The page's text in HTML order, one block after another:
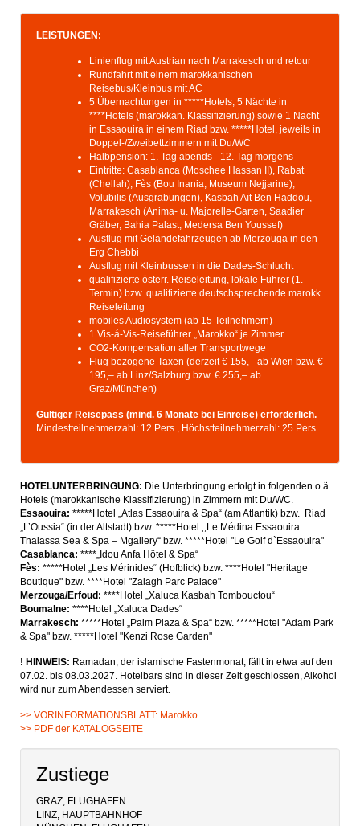
LEISTUNGEN:
Linienflug mit Austrian nach Marrakesch und retour
Rundfahrt mit einem marokkanischen
Reisebus/Kleinbus mit AC
5 Übernachtungen in *****Hotels, 5 Nächte in
****Hotels (marokkan. Klassifizierung) sowie 1 Nacht
in Essaouira in einem Riad bzw. *****Hotel, jeweils in
Doppel-/Zweibettzimmern mit Du/WC
Halbpension: 1. Tag abends - 12. Tag morgens
Eintritte: Casablanca (Moschee Hassan II), Rabat
(Chellah), Fès (Bou Inania, Museum Nejjarine),
Volubilis (Ausgrabungen), Kasbah Aït Ben Haddou,
Marrakesch (Anima- u. Majorelle-Garten, Saadier
Gräber, Bahia Palast, Medersa Ben Youssef)
Ausflug mit Geländefahrzeugen ab Merzouga in den
Erg Chebbi
Ausflug mit Kleinbussen in die Dades-Schlucht
qualifizierte österr. Reiseleitung, lokale Führer (1.
Termin) bzw. qualifizierte deutschsprechende marokk.
Reiseleitung
mobiles Audiosystem (ab 15 Teilnehmern)
1 Vis-á-Vis-Reiseführer „Marokko“ je Zimmer
CO2-Kompensation aller Transportwege
Flug bezogene Taxen (derzeit € 155,– ab Wien bzw. €
195,– ab Linz/Salzburg bzw. € 255,– ab
Graz/München)
Gültiger Reisepass (mind. 6 Monate bei Einreise) erforderlich.
Mindestteilnehmerzahl: 12 Pers., Höchstteilnehmerzahl: 25 Pers.
HOTELUNTERBRINGUNG: Die Unterbringung erfolgt in folgenden o.ä.
Hotels (marokkanische Klassifizierung) in Zimmern mit Du/WC.
Essaouira: *****Hotel „Atlas Essaouira & Spa“ (am Atlantik) bzw. Riad
„L’Oussia“ (in der Altstadt) bzw. *****Hotel ‚‚Le Médina Essaouira
Thalassa Sea & Spa – Mgallery“ bzw. *****Hotel "Le Golf d`Essaouira"
Casablanca: ****„Idou Anfa Hôtel & Spa“
Fès: *****Hotel „Les Mérinides“ (Hofblick) bzw. ****Hotel "Heritage
Boutique" bzw. ****Hotel "Zalagh Parc Palace"
Merzouga/Erfoud: ****Hotel „Xaluca Kasbah Tombouctou“
Boumalne: ****Hotel „Xaluca Dades“
Marrakesch: *****Hotel „Palm Plaza & Spa“ bzw. *****Hotel "Adam Park
& Spa" bzw. *****Hotel "Kenzi Rose Garden"
! HINWEIS: Ramadan, der islamische Fastenmonat, fällt in etwa auf den
07.02. bis 08.03.2027. Hotelbars sind in dieser Zeit geschlossen, Alkohol
wird nur zum Abendessen serviert.
>> VORINFORMATIONSBLATT: Marokko
>> PDF der KATALOGSEITE
Zustiege
GRAZ, FLUGHAFEN
LINZ, HAUPTBAHNHOF